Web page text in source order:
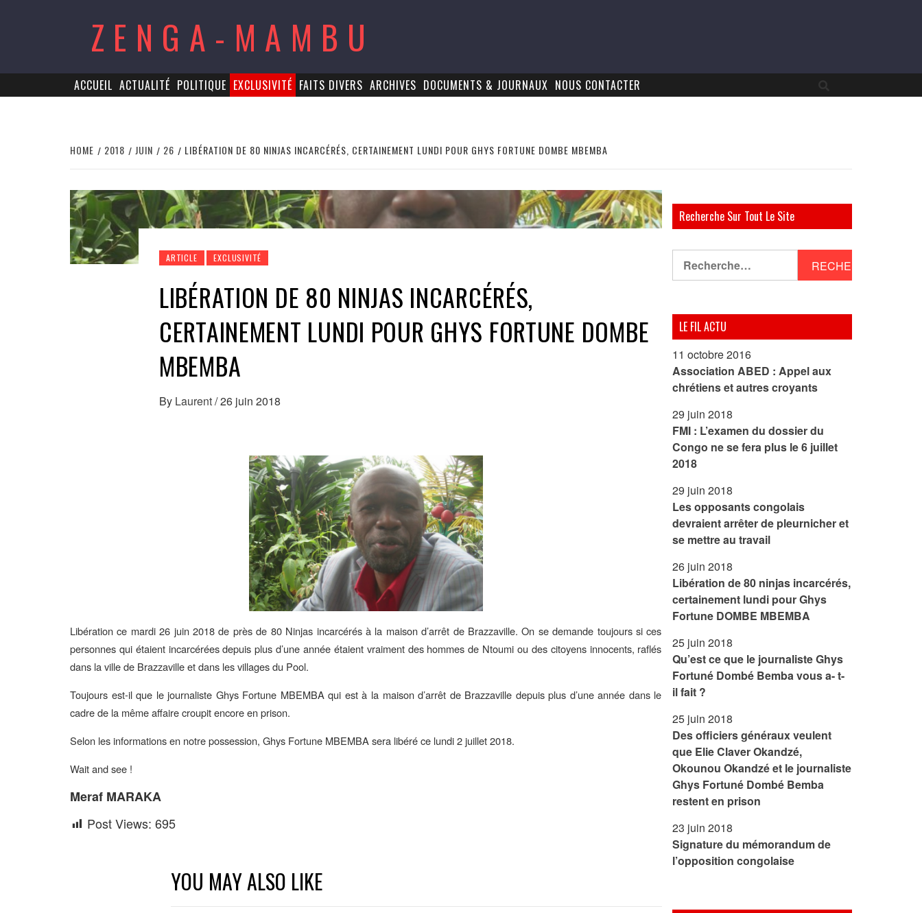
ZENGA-MAMBU
ACCUEIL ACTUALITÉ POLITIQUE EXCLUSIVITÉ FAITS DIVERS ARCHIVES DOCUMENTS & JOURNAUX NOUS CONTACTER
HOME 2018 JUIN 26 LIBÉRATION DE 80 NINJAS INCARCÉRÉS, CERTAINEMENT LUNDI POUR GHYS FORTUNE DOMBE MBEMBA
ARTICLE EXCLUSIVITÉ
LIBÉRATION DE 80 NINJAS INCARCÉRÉS,
CERTAINEMENT LUNDI POUR GHYS FORTUNE DOMBE
MBEMBA
By Laurent/26 juin 2018
Libération ce mardi 26 juin 2018 de près de 80 Ninjas incarcérés à la maison d’arrêt de Brazzaville. On se demande toujours si ces
personnes qui étaient incarcérées depuis plus d’une année étaient vraiment des hommes de Ntoumi ou des citoyens innocents, raflés
dans la ville de Brazzaville et dans les villages du Pool.
Toujours est-il que le journaliste Ghys Fortune MBEMBA qui est à la maison d’arrêt de Brazzaville depuis plus d’une année dans le
cadre de la même affaire croupit encore en prison.
Selon les informations en notre possession, Ghys Fortune MBEMBA sera libéré ce lundi 2 juillet 2018.
Wait and see !
Meraf MARAKA
Post Views: 695
YOU MAY ALSO LIKE
Recherche Sur Tout Le Site
LE FIL ACTU
11 octobre 2016
Association ABED : Appel aux
chrétiens et autres croyants
29 juin 2018
FMI : L’examen du dossier du
Congo ne se fera plus le 6 juillet
2018
29 juin 2018
Les opposants congolais
devraient arrêter de pleurnicher et
se mettre au travail
26 juin 2018
Libération de 80 ninjas incarcérés,
certainement lundi pour Ghys
Fortune DOMBE MBEMBA
25 juin 2018
Qu’est ce que le journaliste Ghys
Fortuné Dombé Bemba vous a- t-
il fait ?
25 juin 2018
Des officiers généraux veulent
que Elie Claver Okandzé,
Okounou Okandzé et le journaliste
Ghys Fortuné Dombé Bemba
restent en prison
23 juin 2018
Signature du mémorandum de
l’opposition congolaise